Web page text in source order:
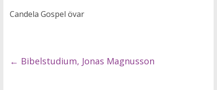
Candela Gospel övar
← Bibelstudium, Jonas Magnusson